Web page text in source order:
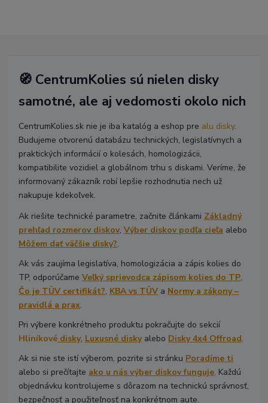
🧭 CentrumKolies sú nielen disky
samotné, ale aj vedomosti okolo nich
CentrumKolies.sk nie je iba katalóg a eshop pre alu disky.
Budujeme otvorenú databázu technických, legislatívnych a
praktických informácií o kolesách, homologizácii,
kompatibilite vozidiel a globálnom trhu s diskami. Veríme, že
informovaný zákazník robí lepšie rozhodnutia nech už
nakupuje kdekoľvek.
Ak riešite technické parametre, začnite článkami Základný
prehľad rozmerov diskov,Výber diskov podľa cieľa alebo
Môžem dať väčšie disky?.
Ak vás zaujíma legislatíva, homologizácia a zápis kolies do
TP, odporúčameVeľký sprievodca zápisom kolies do TP,
Čo je TÜV certifikát?, KBA vs TÜV a Normy a zákony –
pravidlá a prax.
Pri výbere konkrétneho produktu pokračujte do sekcií
Hliníkové disky, Luxusné diskyalebo Disky 4x4 Offroad.
Ak si nie ste istí výberom, pozrite si stránku Poradíme ti
alebo si prečítajte ako u nás výber diskov funguje. Každú
objednávku kontrolujeme s dôrazom na technickú správnosť,
bezpečnosť a použiteľnosť na konkrétnom aute.